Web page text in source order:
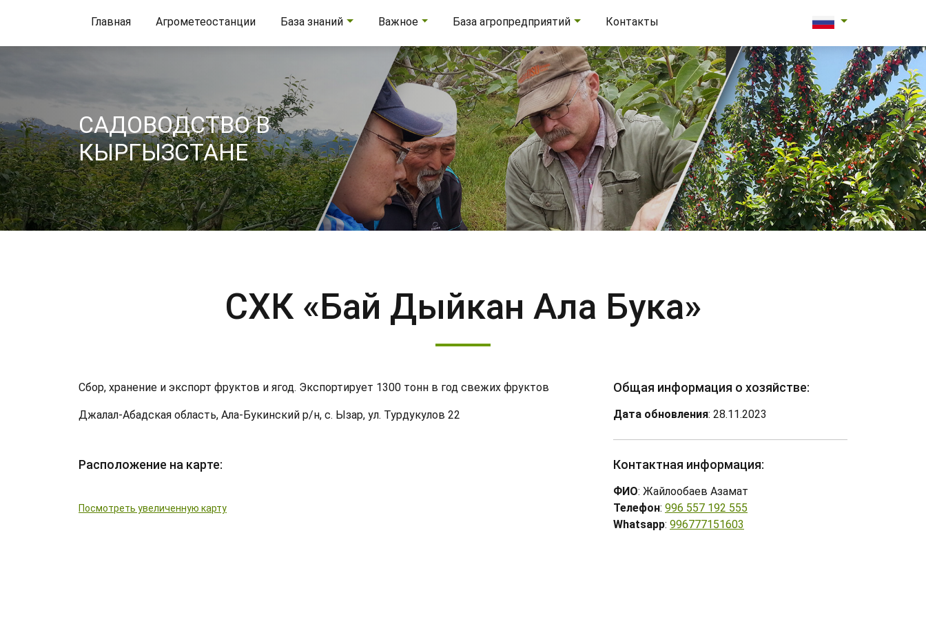
Главная Агрометеостанции База знаний Важное База агропредприятий Контакты
CАДОВОДСТВО В
КЫРГЫЗСТАНЕ
СХК «Бай Дыйкан Ала Бука»
Общая информация о хозяйстве:
Дата обновления: 28.11.2023
Контактная информация:
ФИО: Жайлообаев Азамат
Телефон: 996 557 192 555
Whatsapp: 996777151603
Сбор, хранение и экспорт фруктов и ягод. Экспортирует 1300 тонн в год свежих фруктов
Джалал-Абадская область, Ала-Букинский р/н, с. Ызар, ул. Турдукулов 22
Расположение на карте:
Посмотреть увеличенную карту